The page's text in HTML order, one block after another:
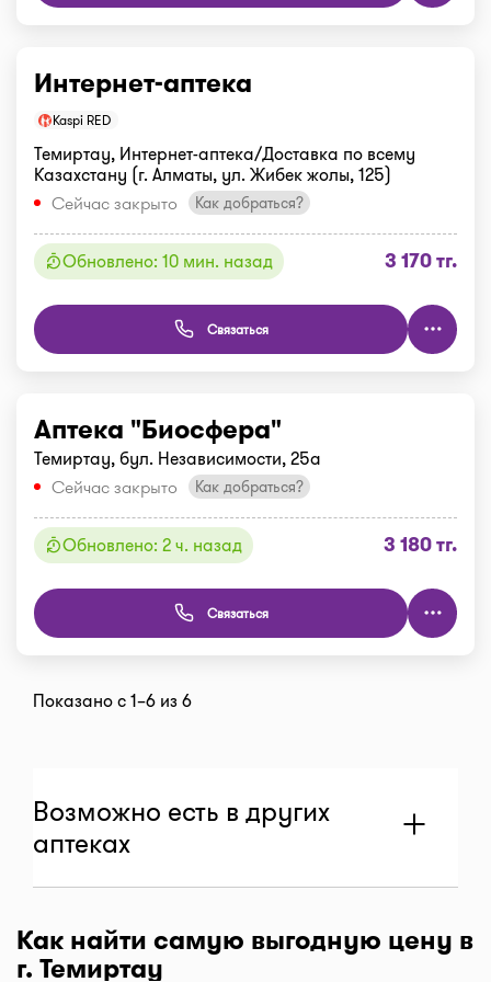
Интернет-аптека
Kaspi RED
Темиртау, Интернет-аптека/Доставка по всему
Казахстану (г. Алматы, ул. Жибек жолы, 125)
Сейчас закрыто
Как добраться?
Обновлено: 10 мин. назад 3 170 тг.
Связаться
Аптека "Биосфера"
Темиртау, бул. Независимости, 25а
Сейчас закрыто
Как добраться?
Обновлено: 2 ч. назад 3 180 тг.
Связаться
Показано с 1–6 из 6
Возможно есть в других
аптеках
Аптека "Экономь"
Как найти самую выгодную цену в
г. Темиртау